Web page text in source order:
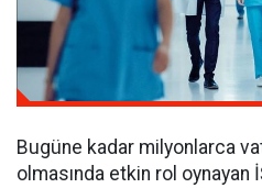
Bugüne kadar milyonlarca
olmasında etkin rol oynayan